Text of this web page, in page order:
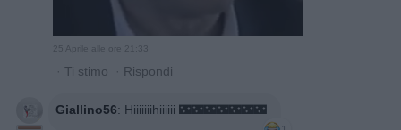
25 Aprile alle ore 21:33
· Ti stimo · Rispondi
Giallino56: Hiiiiiiihiiiiii 🌃🌃🌃🌃🌃🌃🌃